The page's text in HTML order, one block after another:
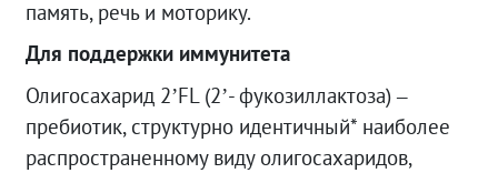
память, речь и моторику.
Для поддержки иммунитета
Олигосахарид 2’FL (2’- фукозиллактоза) –
пребиотик, структурно идентичный* наиболее
распространенному виду олигосахаридов,